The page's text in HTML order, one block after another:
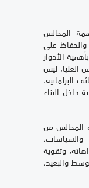
المجالس
والحفاظ على
الأدوار
العليا، ليس
داخل البناء
المجالس من
وتقوية
والبعيد،